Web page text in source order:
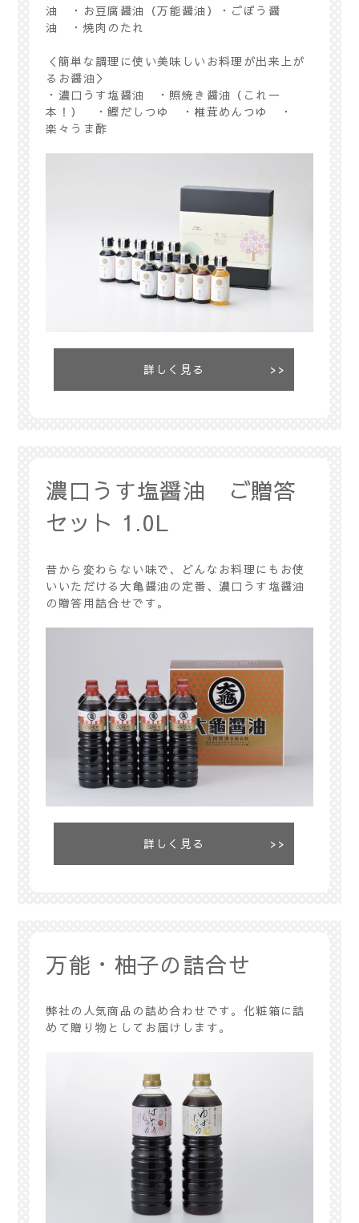
油 ・お豆腐醤油（万能醤油）・ごぼう醤
油 ・焼肉のたれ
＜簡単な調理に使い美味しいお料理が出来上が
るお醤油＞
・濃口うす塩醤油 ・照焼き醤油（これ一
本！） ・鰹だしつゆ ・椎茸めんつゆ ・
楽々うま酢
詳しく見る
濃口うす塩醤油 ご贈答
セット 1.0L
昔から変わらない味で、どんなお料理にもお使
いいただける大亀醤油の定番、濃口うす塩醤油
の贈答用詰合せです。
詳しく見る
万能・柚子の詰合せ
弊社の人気商品の詰め合わせです。化粧箱に詰
めて贈り物としてお届けします。